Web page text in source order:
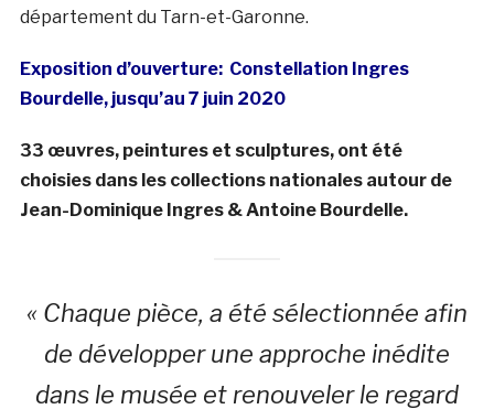
département du Tarn-et-Garonne.
Exposition d’ouverture: Constellation Ingres
Bourdelle, jusqu’au 7 juin 2020
33 œuvres, peintures et sculptures, ont été
choisies dans les collections nationales autour de
Jean-Dominique Ingres & Antoine Bourdelle.
« Chaque pièce, a été sélectionnée afin
de développer une approche inédite
dans le musée et renouveler le regard